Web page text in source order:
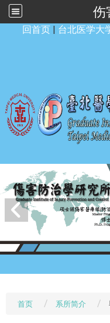
伤
回首页 | 台北医学大
首页 系所简介